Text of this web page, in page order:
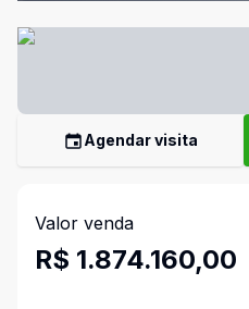
Agendar visita
Valor venda
R$ 1.874.160,00